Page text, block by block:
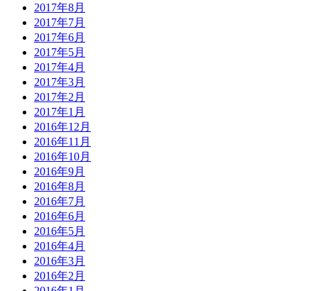
2017年8月
2017年7月
2017年6月
2017年5月
2017年4月
2017年3月
2017年2月
2017年1月
2016年12月
2016年11月
2016年10月
2016年9月
2016年8月
2016年7月
2016年6月
2016年5月
2016年4月
2016年3月
2016年2月